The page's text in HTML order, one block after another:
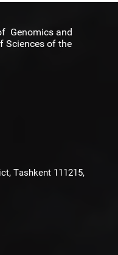
Genomics and
Sciences of the
Tashkent 111215,